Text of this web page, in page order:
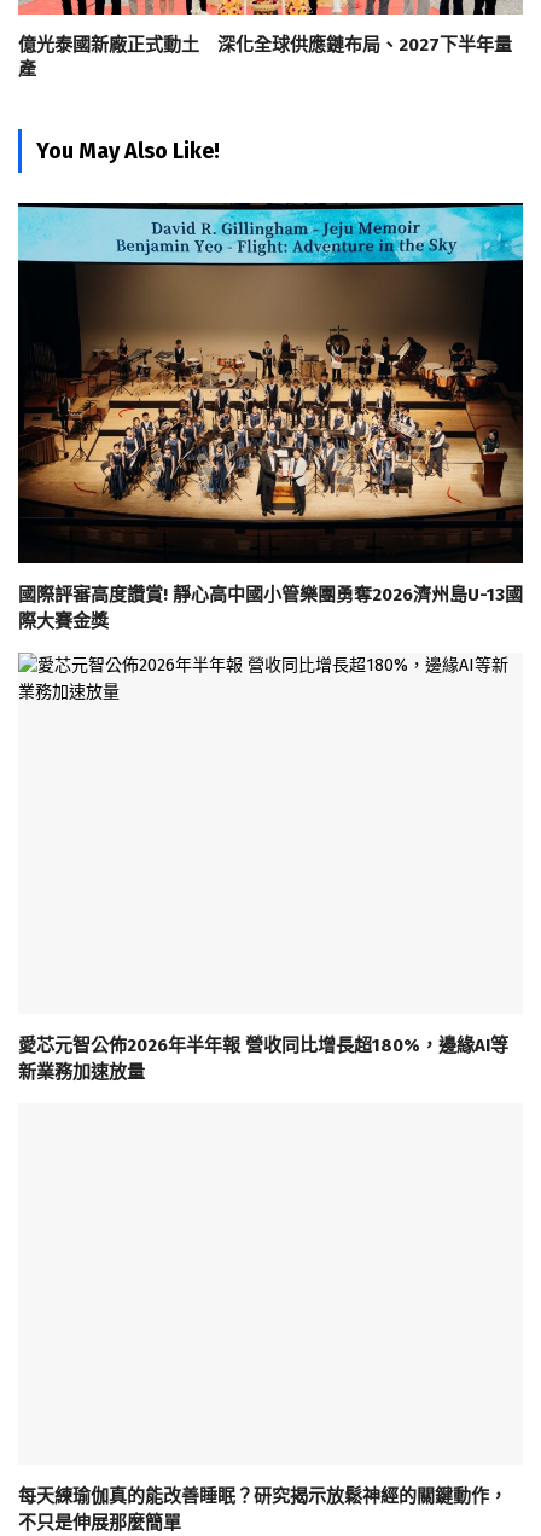
億光泰國新廠正式動土 深化全球供應鏈布局、2027下半年量
產
You May Also Like!
國際評審高度讚賞! 靜心高中國小管樂團勇奪2026濟州島U-13國
際大賽金獎
愛芯元智公佈2026年半年報 營收同比增長超180%，邊緣AI等
新業務加速放量
每天練瑜伽真的能改善睡眠？研究揭示放鬆神經的關鍵動作，
不只是伸展那麼簡單